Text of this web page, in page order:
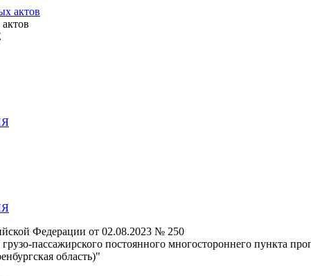
Федерации от 02.08.2023 № 250
пассажирского постоянного многостороннего пункта
область)"